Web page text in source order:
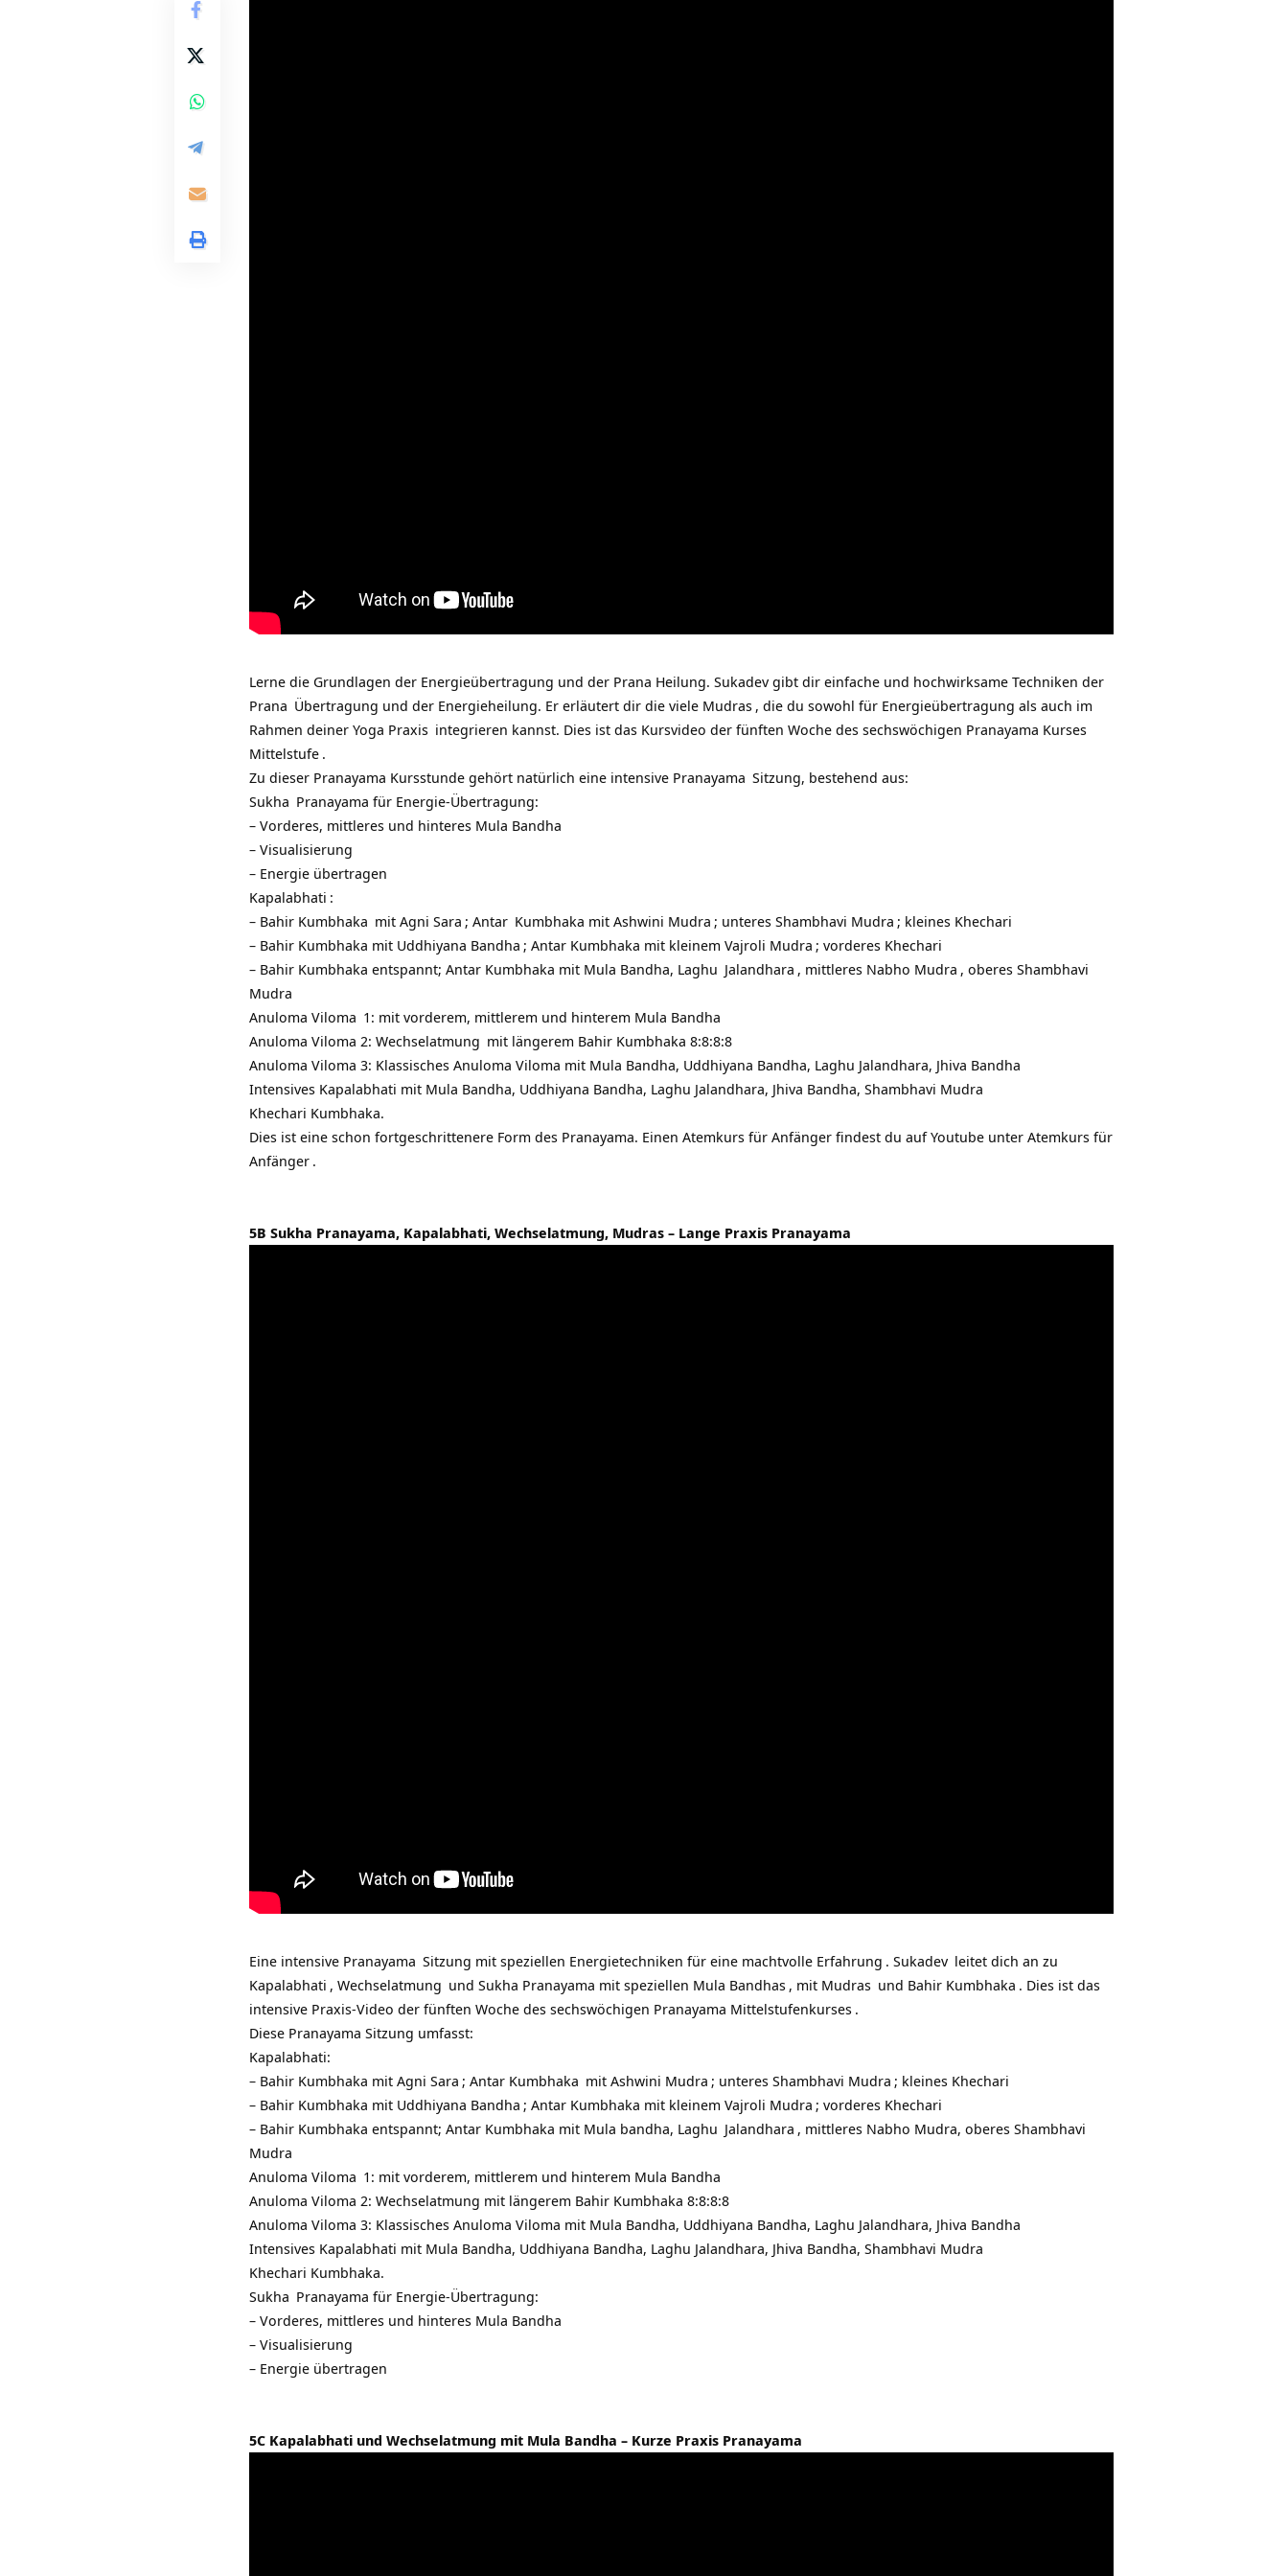
Lerne die Grundlagen der Energieübertragung und der Prana Heilung. Sukadev gibt dir einfache und hochwirksame Techniken der
Prana Übertragung und der Energieheilung. Er erläutert dir die viele Mudras , die du sowohl für Energieübertragung als auch im
Rahmen deiner Yoga Praxis integrieren kannst. Dies ist das Kursvideo der fünften Woche des sechswöchigen Pranayama Kurses
Mittelstufe .
Zu dieser Pranayama Kursstunde gehört natürlich eine intensive Pranayama Sitzung, bestehend aus:
Sukha Pranayama für Energie-Übertragung:
– Vorderes, mittleres und hinteres Mula Bandha
– Visualisierung
– Energie übertragen
Kapalabhati :
– Bahir Kumbhaka mit Agni Sara ; Antar Kumbhaka mit Ashwini Mudra ; unteres Shambhavi Mudra ; kleines Khechari
– Bahir Kumbhaka mit Uddhiyana Bandha ; Antar Kumbhaka mit kleinem Vajroli Mudra ; vorderes Khechari
– Bahir Kumbhaka entspannt; Antar Kumbhaka mit Mula Bandha, Laghu Jalandhara , mittleres Nabho Mudra , oberes Shambhavi
Mudra
Anuloma Viloma 1: mit vorderem, mittlerem und hinterem Mula Bandha
Anuloma Viloma 2: Wechselatmung mit längerem Bahir Kumbhaka 8:8:8:8
Anuloma Viloma 3: Klassisches Anuloma Viloma mit Mula Bandha, Uddhiyana Bandha, Laghu Jalandhara, Jhiva Bandha
Intensives Kapalabhati mit Mula Bandha, Uddhiyana Bandha, Laghu Jalandhara, Jhiva Bandha, Shambhavi Mudra
Khechari Kumbhaka.
Dies ist eine schon fortgeschrittenere Form des Pranayama. Einen Atemkurs für Anfänger findest du auf Youtube unter Atemkurs für
Anfänger .
5B Sukha Pranayama, Kapalabhati, Wechselatmung, Mudras – Lange Praxis Pranayama
Eine intensive Pranayama Sitzung mit speziellen Energietechniken für eine machtvolle Erfahrung . Sukadev leitet dich an zu
Kapalabhati , Wechselatmung und Sukha Pranayama mit speziellen Mula Bandhas , mit Mudras und Bahir Kumbhaka . Dies ist das
intensive Praxis-Video der fünften Woche des sechswöchigen Pranayama Mittelstufenkurses .
Diese Pranayama Sitzung umfasst:
Kapalabhati:
– Bahir Kumbhaka mit Agni Sara ; Antar Kumbhaka mit Ashwini Mudra ; unteres Shambhavi Mudra ; kleines Khechari
– Bahir Kumbhaka mit Uddhiyana Bandha ; Antar Kumbhaka mit kleinem Vajroli Mudra ; vorderes Khechari
– Bahir Kumbhaka entspannt; Antar Kumbhaka mit Mula bandha, Laghu Jalandhara , mittleres Nabho Mudra, oberes Shambhavi
Mudra
Anuloma Viloma 1: mit vorderem, mittlerem und hinterem Mula Bandha
Anuloma Viloma 2: Wechselatmung mit längerem Bahir Kumbhaka 8:8:8:8
Anuloma Viloma 3: Klassisches Anuloma Viloma mit Mula Bandha, Uddhiyana Bandha, Laghu Jalandhara, Jhiva Bandha
Intensives Kapalabhati mit Mula Bandha, Uddhiyana Bandha, Laghu Jalandhara, Jhiva Bandha, Shambhavi Mudra
Khechari Kumbhaka.
Sukha Pranayama für Energie-Übertragung:
– Vorderes, mittleres und hinteres Mula Bandha
– Visualisierung
– Energie übertragen
5C Kapalabhati und Wechselatmung mit Mula Bandha – Kurze Praxis Pranayama